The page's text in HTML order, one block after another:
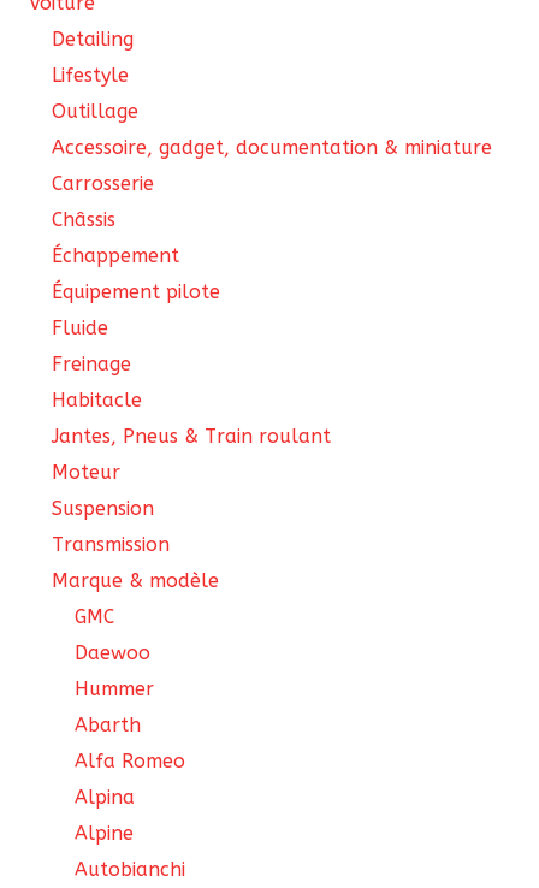
Detailing
Lifestyle
Outillage
Accessoire, gadget, documentation & miniature
Carrosserie
Châssis
Échappement
Équipement pilote
Fluide
Freinage
Habitacle
Jantes, Pneus & Train roulant
Moteur
Suspension
Transmission
Marque & modèle
GMC
Daewoo
Hummer
Abarth
Alfa Romeo
Alpina
Alpine
Autobianchi